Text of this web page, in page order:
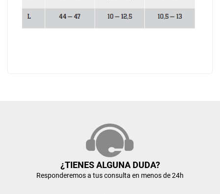
¿TIENES ALGUNA DUDA?
Responderemos a tus consulta en menos de 24h